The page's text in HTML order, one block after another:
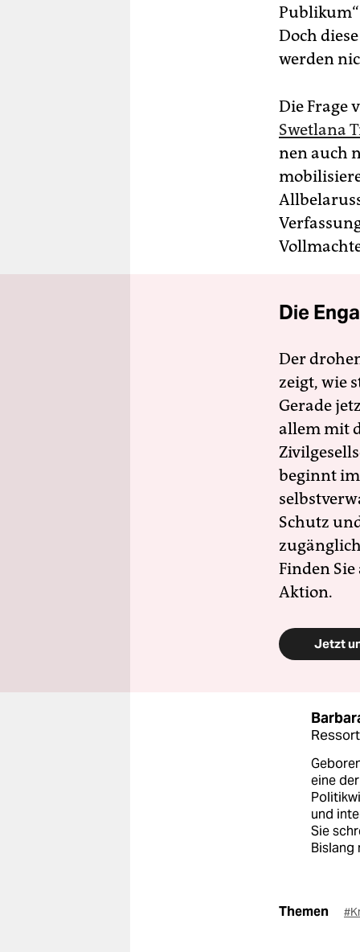
Doch
werden
Die Frage
Swetlana
nen auch
Die
Der
zeigt, wie
Gerade
allem mit
beginnt
Schutz
Finden
Aktion.
Jetzt
eine
und
Sie
Bislang
Themen